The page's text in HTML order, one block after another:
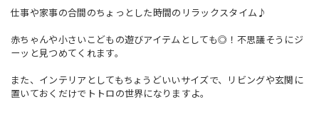
仕事や家事の合間のちょっとした時間のリラックスタイム♪
赤ちゃんや小さいこどもの遊びアイテムとしても◎！不思議そうにジ
ーッと見つめてくれます。
また、インテリアとしてもちょうどいいサイズで、リビングや玄関に
置いておくだけでトトロの世界になりますよ。